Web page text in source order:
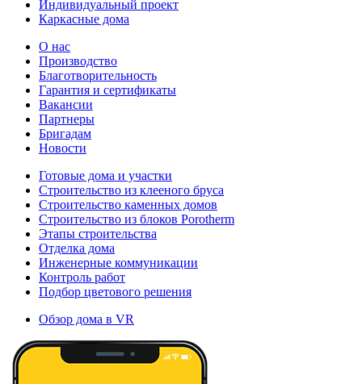
Индивидуальный проект
Каркасные дома
О нас
Производство
Благотворительность
Гарантия и сертификаты
Вакансии
Партнеры
Бригадам
Новости
Готовые дома и участки
Строительство из клееного бруса
Строительство каменных домов
Строительство из блоков Porotherm
Этапы строительства
Отделка дома
Инженерные коммуникации
Контроль работ
Подбор цветового решения
Обзор дома в VR